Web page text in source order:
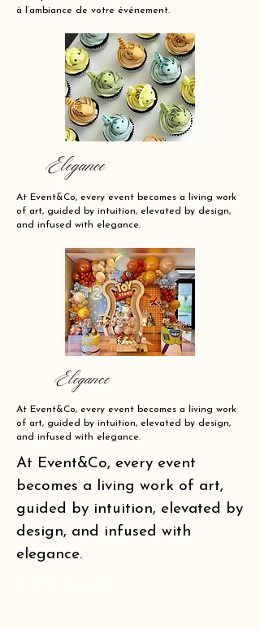
à l’ambiance de votre événement.
Elegance
At Event&Co, every event becomes a living work
of art, guided by intuition, elevated by design,
and infused with elegance.
Elegance
At Event&Co, every event becomes a living work
of art, guided by intuition, elevated by design,
and infused with elegance.
At Event&Co, every event
becomes a living work of art,
guided by intuition, elevated by
design, and infused with
elegance.